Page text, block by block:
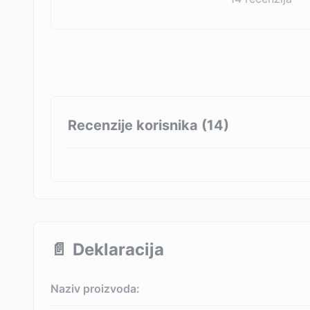
Recenzije korisnika (14)
📄 Deklaracija
Naziv proizvoda: